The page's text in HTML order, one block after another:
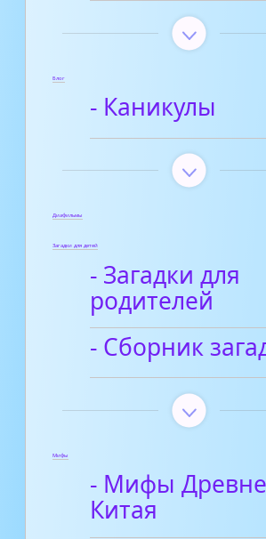
Блог
- Каникулы
Диафильмы
Загадки для детей
- Загадки для
родителей
- Сборник
Мифы
- Мифы
Китая